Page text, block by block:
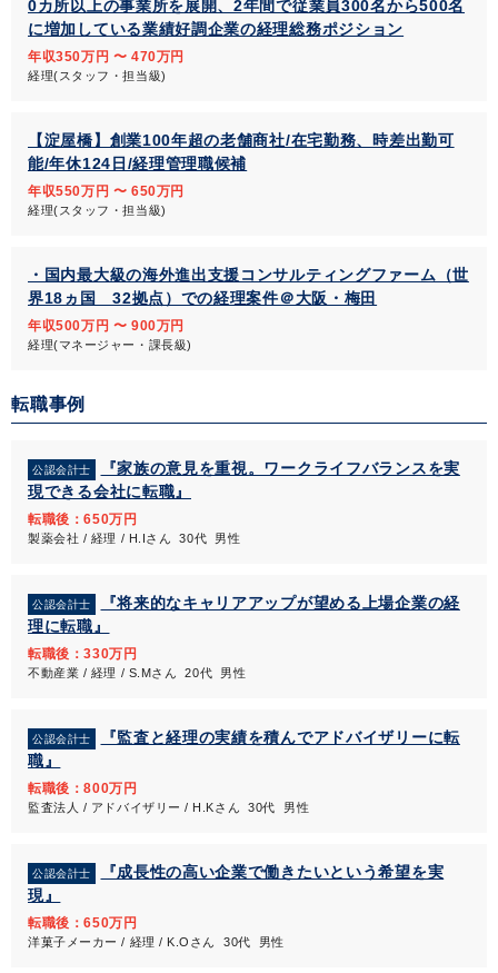
0カ所以上の事業所を展開、2年間で従業員300名から500名
に増加している業績好調企業の経理総務ポジション
年収350万円 〜 470万円
経理(スタッフ・担当級)
【淀屋橋】創業100年超の老舗商社/在宅勤務、時差出勤可
能/年休124日/経理管理職候補
年収550万円 〜 650万円
経理(スタッフ・担当級)
・国内最大級の海外進出支援コンサルティングファーム（世
界18ヵ国 32拠点）での経理案件＠大阪・梅田
年収500万円 〜 900万円
経理(マネージャー・課長級)
転職事例
公認会計士
『家族の意見を重視。ワークライフバランスを実
現できる会社に転職』
転職後：650万円
製薬会社 / 経理 / H.Iさん 30代 男性
公認会計士
『将来的なキャリアアップが望める上場企業の経
理に転職』
転職後：330万円
不動産業 / 経理 / S.Mさん 20代 男性
公認会計士
『監査と経理の実績を積んでアドバイザリーに転
職』
転職後：800万円
監査法人 / アドバイザリー / H.Kさん 30代 男性
公認会計士
『成長性の高い企業で働きたいという希望を実
現』
転職後：650万円
洋菓子メーカー / 経理 / K.Oさん 30代 男性